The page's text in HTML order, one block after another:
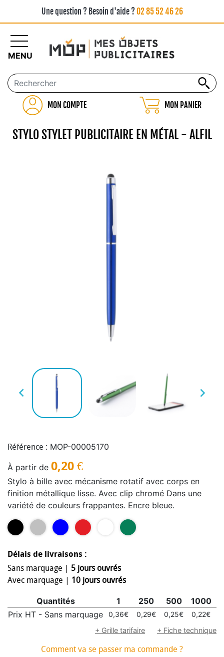
Une question ? Besoin d'aide ?02 85 52 46 26
MON COMPTE MON PANIER
MENU
STYLO STYLET PUBLICITAIRE EN MÉTAL - ALFIL
 
Référence : MOP-00005170
À partir de 0,20 €
Stylo à bille avec mécanisme rotatif avec corps en
finition métallique lisse. Avec clip chromé Dans une
variété de couleurs frappantes. Encre bleue.
Délais de livraisons :
Sans marquage | 5 jours ouvrés
Avec marquage | 10 jours ouvrés
Quantités 1 250 500 1000
Prix HT - Sans marquage
0,36€ 0,29€ 0,25€ 0,22€
+ Grille tarifaire
+ Fiche technique
Comment va se passer ma commande ?